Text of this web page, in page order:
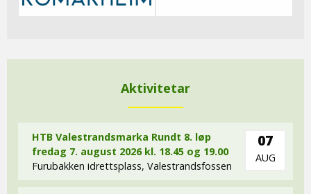
Aktivitetar
HTB Valestrandsmarka Rundt 8. løp
fredag 7. august 2026 kl. 18.45 og 19.00
Furubakken idrettsplass, Valestrandsfossen
07
AUG